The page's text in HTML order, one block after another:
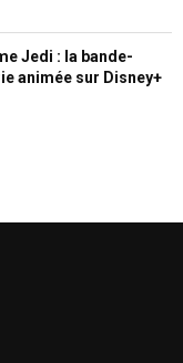
Jedi : la bande-
animée sur Disney+